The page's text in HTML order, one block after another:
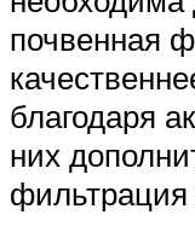
почвенная
благодаря
них
фильтрация